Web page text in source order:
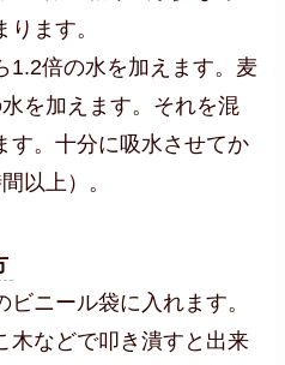
ます。
1.2倍の水を加えます。麦
を加えます。それを混
す。十分に吸水させてか
以上）。
ニール袋に入れます。
木などで叩き潰すと出来